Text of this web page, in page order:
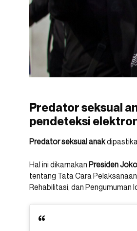
Predator seksual
pendeteksi
Predator seksual anak
Hal ini dikarnakan Presiden
tentang Tata Cara
Rehabilitasi, dan Pengumuman